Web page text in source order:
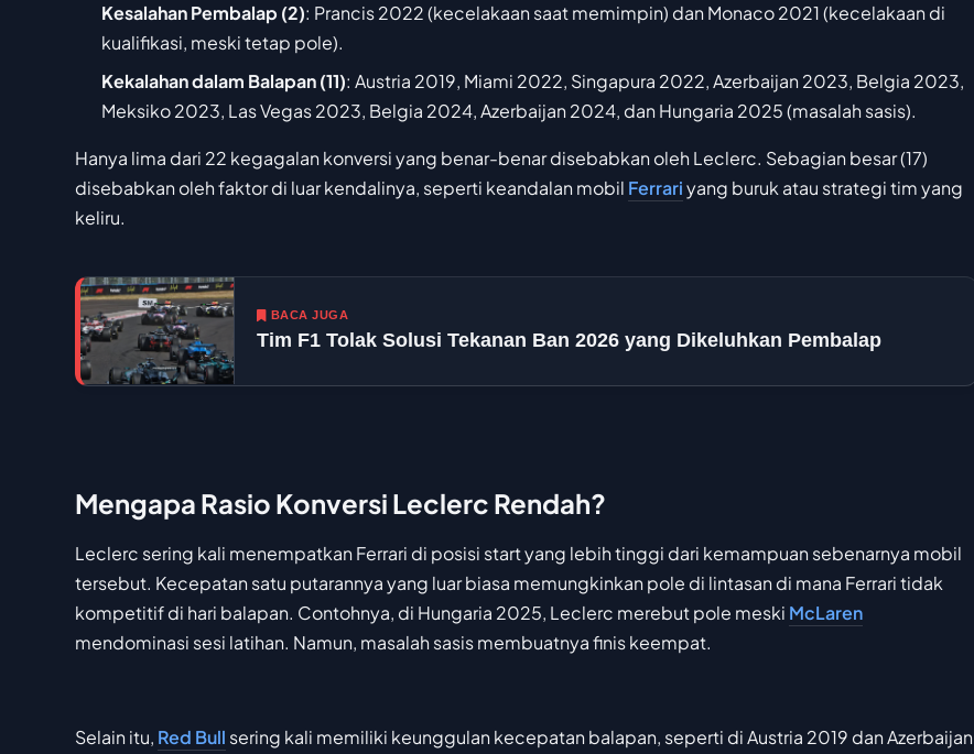
Kesalahan Pembalap (2): Prancis 2022 (kecelakaan saat memimpin) dan Monaco 2021 (kecelakaan di
kualifikasi, meski tetap pole).
Kekalahan dalam Balapan (11): Austria 2019, Miami 2022, Singapura 2022, Azerbaijan 2023, Belgia 2023,
Meksiko 2023, Las Vegas 2023, Belgia 2024, Azerbaijan 2024, dan Hungaria 2025 (masalah sasis).
Hanya lima dari 22 kegagalan konversi yang benar-benar disebabkan oleh Leclerc. Sebagian besar (17)
disebabkan oleh faktor di luar kendalinya, seperti keandalan mobil Ferrariyang buruk atau strategi tim yang
keliru.
BACA JUGA
Tim F1 Tolak Solusi Tekanan Ban 2026 yang Dikeluhkan Pembalap
Mengapa Rasio Konversi Leclerc Rendah?
Leclerc sering kali menempatkan Ferrari di posisi start yang lebih tinggi dari kemampuan sebenarnya mobil
tersebut. Kecepatan satu putarannya yang luar biasa memungkinkan pole di lintasan di mana Ferrari tidak
kompetitif di hari balapan. Contohnya, di Hungaria 2025, Leclerc merebut pole meski McLaren
mendominasi sesi latihan. Namun, masalah sasis membuatnya finis keempat.
Selain itu, Red Bull sering kali memiliki keunggulan kecepatan balapan, seperti di Austria 2019 dan Azerbaijan